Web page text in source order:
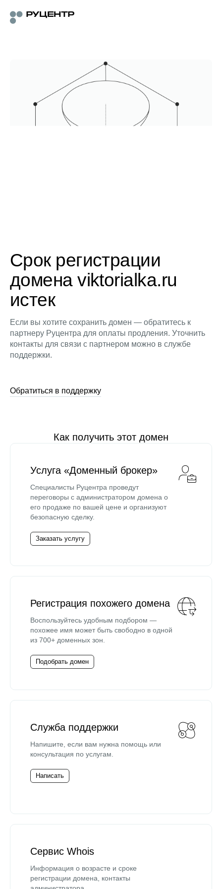
Срок регистрации
домена viktorialka.ru
истек
Если вы хотите сохранить домен — обратитесь к
партнеру Руцентра для оплаты продления. Уточнить
контакты для связи с партнером можно в службе
поддержки.
Обратиться в поддержку
Как получить этот домен
Услуга «Доменный брокер»
Специалисты Руцентра проведут
переговоры с администратором домена о
его продаже по вашей цене и организуют
безопасную сделку.
Заказать услугу
Регистрация похожего домена
Воспользуйтесь удобным подбором —
похожее имя может быть свободно в одной
из 700+ доменных зон.
Подобрать домен
Служба поддержки
Напишите, если вам нужна помощь или
консультация по услугам.
Написать
Сервис Whois
Информация о возрасте и сроке
регистрации домена, контакты